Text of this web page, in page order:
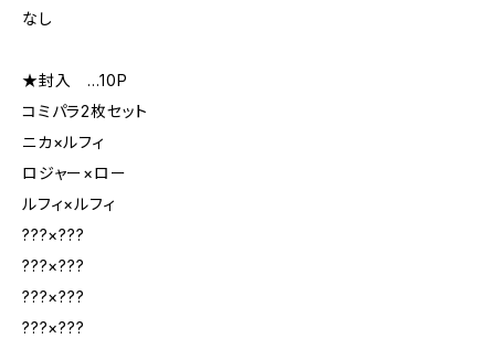
なし
★封入 …10P
コミパラ2枚セット
ニカ×ルフィ
ロジャー×ロー
ルフィ×ルフィ
???×???
???×???
???×???
???×???